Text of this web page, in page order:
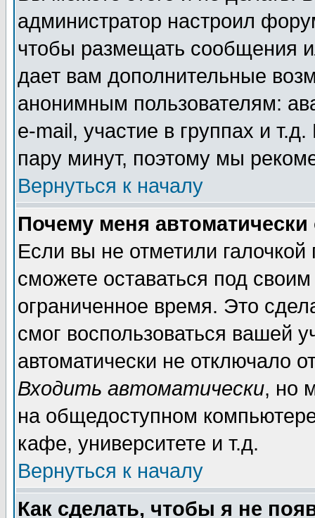
администратор настроил
чтобы размещать сообщения
дает вам дополнительные
анонимным пользователям:
e-mail, участие в группах и
пару минут, поэтому мы
Вернуться к началу
Почему меня автоматически
Если вы не отметили галочкой
сможете оставаться под
ограниченное время. Это
смог воспользоваться вашей
автоматически не отключало
Входить автоматически, но
на общедоступном
кафе, университете и т.д.
Вернуться к началу
Как сделать, чтобы я не